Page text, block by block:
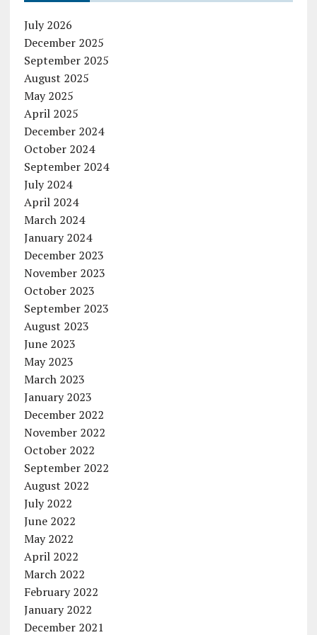
July 2026
December 2025
September 2025
August 2025
May 2025
April 2025
December 2024
October 2024
September 2024
July 2024
April 2024
March 2024
January 2024
December 2023
November 2023
October 2023
September 2023
August 2023
June 2023
May 2023
March 2023
January 2023
December 2022
November 2022
October 2022
September 2022
August 2022
July 2022
June 2022
May 2022
April 2022
March 2022
February 2022
January 2022
December 2021